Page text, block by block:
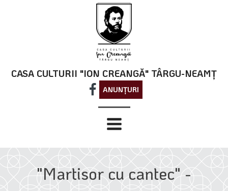
CASA CULTURII "ION CREANGĂ" TÂRGU-NEAMȚ
ANUNȚURI
"Martisor cu cantec" -